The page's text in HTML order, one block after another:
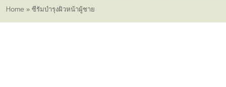
Home » ซีรัมบำรุงผิวหน้าผู้ชาย